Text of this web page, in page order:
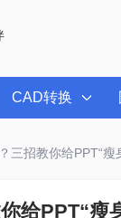
CAD转换
三招教你给PPT“瘦
给PPT“瘦